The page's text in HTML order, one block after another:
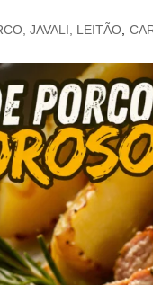
JAVALI, LEITÃO,